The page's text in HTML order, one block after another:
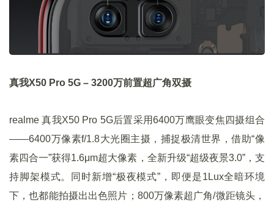
真我X50 Pro 5G – 3200万前置超广角双摄
realme 真我X50 Pro 5G后置采用6400万鹰眼变焦四摄组合
——6400万像素f/1.8大光圈主摄，捕捉极清世界，借助“像
素四合一”获得1.6μm超大像素，全新升级“超级夜景3.0”，支
持脚架模式。同时新增“极夜模式”，即便是1Lux全暗环境
下，也都能拍摄出出色照片；800万像素超广角/微距镜头，